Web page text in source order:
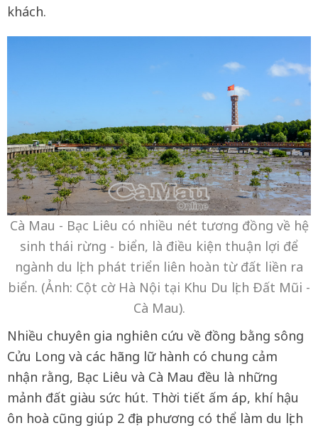
khách.
Cà Mau - Bạc Liêu có nhiều nét tương đồng về hệ
sinh thái rừng - biển, là điều kiện thuận lợi để
ngành du lịch phát triển liên hoàn từ đất liền ra
biển. (Ảnh: Cột cờ Hà Nội tại Khu Du lịch Ðất Mũi -
Cà Mau).
Nhiều chuyên gia nghiên cứu về đồng bằng sông
Cửu Long và các hãng lữ hành có chung cảm
nhận rằng, Bạc Liêu và Cà Mau đều là những
mảnh đất giàu sức hút. Thời tiết ấm áp, khí hậu
ôn hoà cũng giúp 2 địa phương có thể làm du lịch